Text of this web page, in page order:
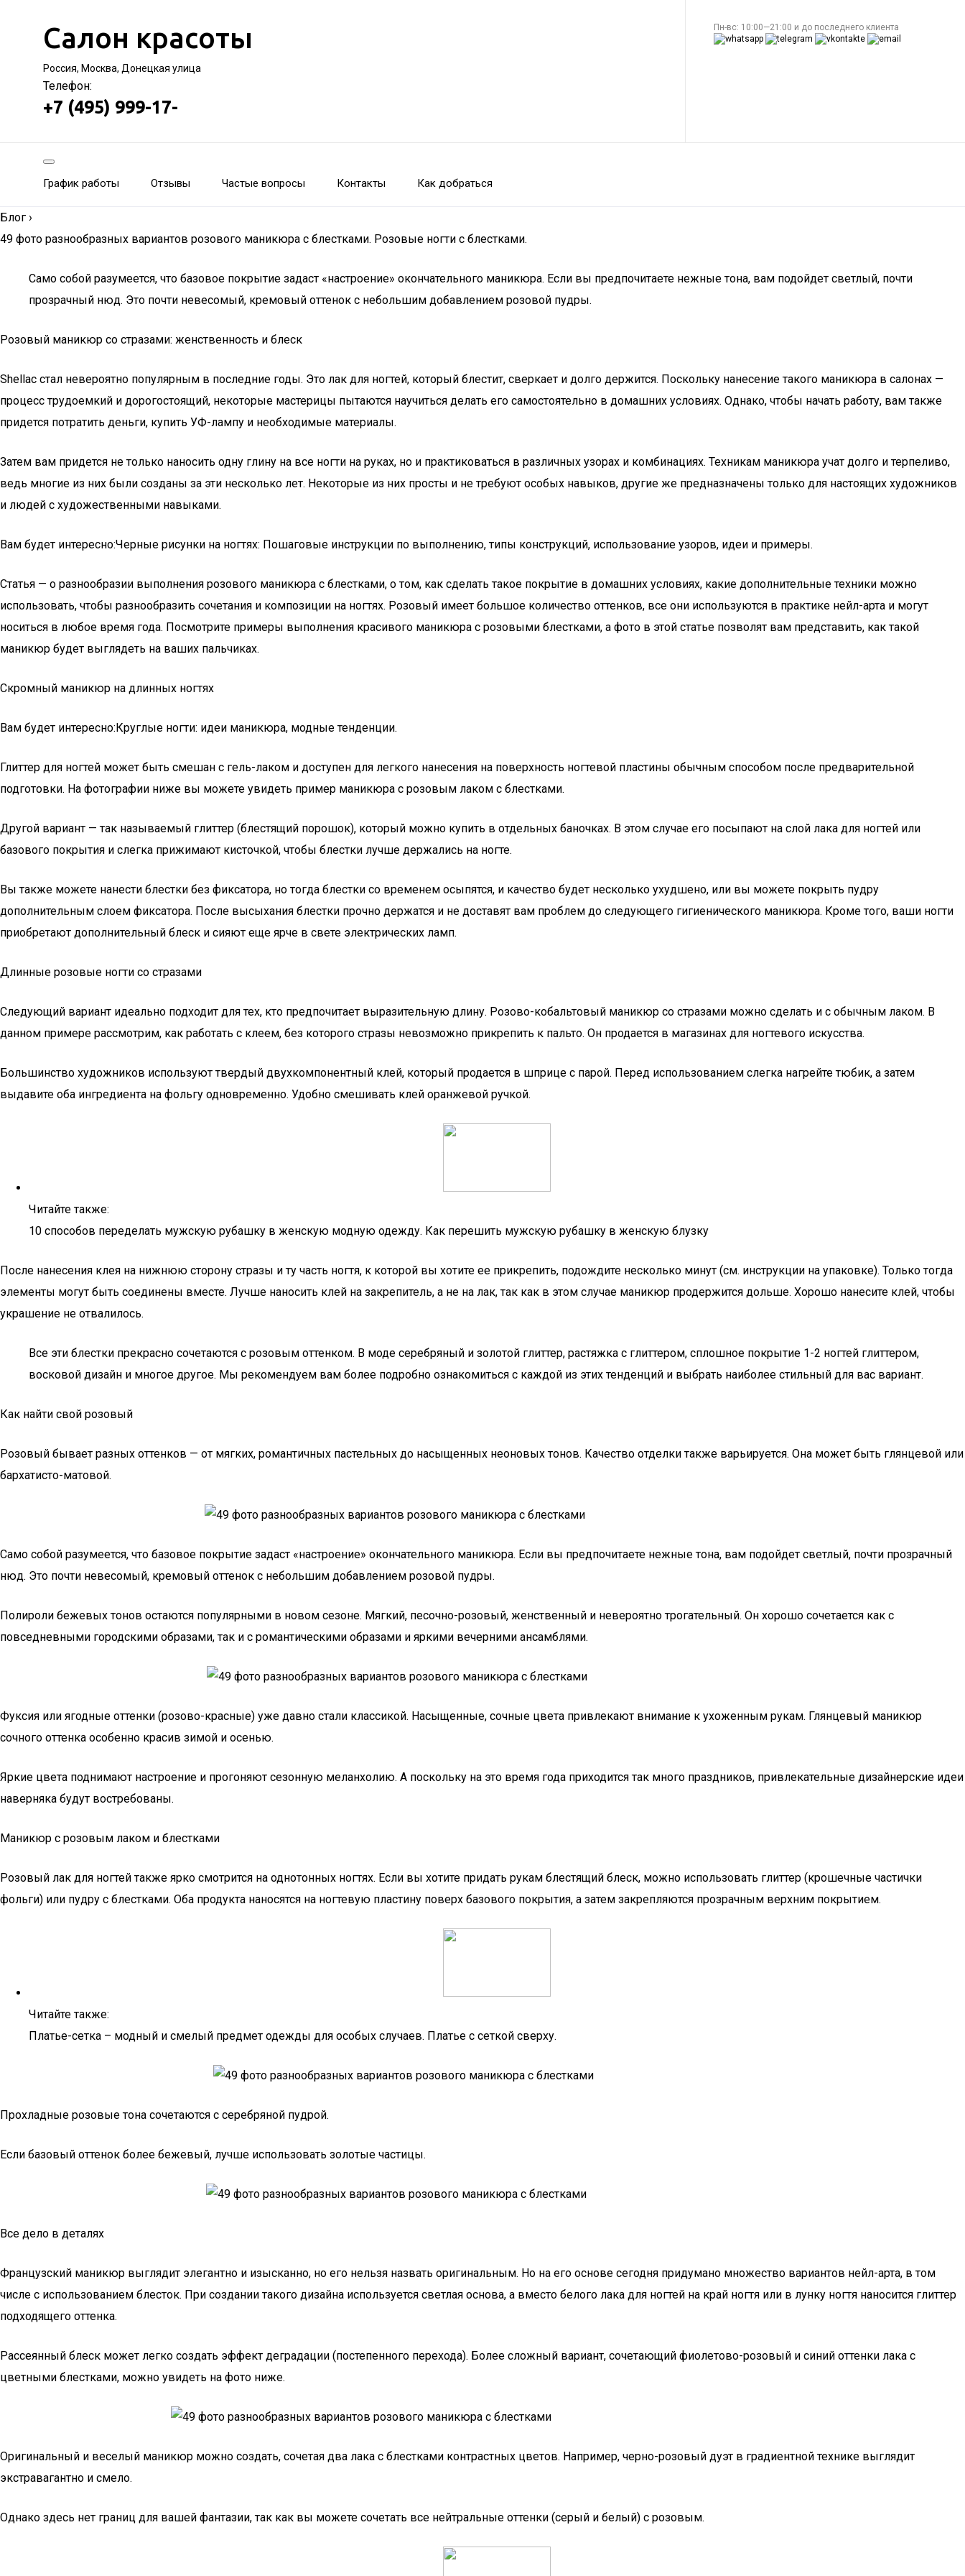
Салон красоты
Россия, Москва, Донецкая улица
Телефон:
+7 (495) 999-17-
Пн-вс: 10:00—21:00 и до последнего клиента
График работы Отзывы Частые вопросы Контакты Как добраться
Блог ›
49 фото разнообразных вариантов розового маникюра с блестками. Розовые ногти с блестками.
Само собой разумеется, что базовое покрытие задаст «настроение» окончательного маникюра. Если вы предпочитаете нежные тона, вам подойдет светлый, почти
прозрачный нюд. Это почти невесомый, кремовый оттенок с небольшим добавлением розовой пудры.
Розовый маникюр со стразами: женственность и блеск
Shellac стал невероятно популярным в последние годы. Это лак для ногтей, который блестит, сверкает и долго держится. Поскольку нанесение такого маникюра в салонах —
процесс трудоемкий и дорогостоящий, некоторые мастерицы пытаются научиться делать его самостоятельно в домашних условиях. Однако, чтобы начать работу, вам также
придется потратить деньги, купить УФ-лампу и необходимые материалы.
Затем вам придется не только наносить одну глину на все ногти на руках, но и практиковаться в различных узорах и комбинациях. Техникам маникюра учат долго и терпеливо,
ведь многие из них были созданы за эти несколько лет. Некоторые из них просты и не требуют особых навыков, другие же предназначены только для настоящих художников
и людей с художественными навыками.
Вам будет интересно:Черные рисунки на ногтях: Пошаговые инструкции по выполнению, типы конструкций, использование узоров, идеи и примеры.
Статья — о разнообразии выполнения розового маникюра с блестками, о том, как сделать такое покрытие в домашних условиях, какие дополнительные техники можно
использовать, чтобы разнообразить сочетания и композиции на ногтях. Розовый имеет большое количество оттенков, все они используются в практике нейл-арта и могут
носиться в любое время года. Посмотрите примеры выполнения красивого маникюра с розовыми блестками, а фото в этой статье позволят вам представить, как такой
маникюр будет выглядеть на ваших пальчиках.
Скромный маникюр на длинных ногтях
Вам будет интересно:Круглые ногти: идеи маникюра, модные тенденции.
Глиттер для ногтей может быть смешан с гель-лаком и доступен для легкого нанесения на поверхность ногтевой пластины обычным способом после предварительной
подготовки. На фотографии ниже вы можете увидеть пример маникюра с розовым лаком с блестками.
Другой вариант — так называемый глиттер (блестящий порошок), который можно купить в отдельных баночках. В этом случае его посыпают на слой лака для ногтей или
базового покрытия и слегка прижимают кисточкой, чтобы блестки лучше держались на ногте.
Вы также можете нанести блестки без фиксатора, но тогда блестки со временем осыпятся, и качество будет несколько ухудшено, или вы можете покрыть пудру
дополнительным слоем фиксатора. После высыхания блестки прочно держатся и не доставят вам проблем до следующего гигиенического маникюра. Кроме того, ваши ногти
приобретают дополнительный блеск и сияют еще ярче в свете электрических ламп.
Длинные розовые ногти со стразами
Следующий вариант идеально подходит для тех, кто предпочитает выразительную длину. Розово-кобальтовый маникюр со стразами можно сделать и с обычным лаком. В
данном примере рассмотрим, как работать с клеем, без которого стразы невозможно прикрепить к пальто. Он продается в магазинах для ногтевого искусства.
Большинство художников используют твердый двухкомпонентный клей, который продается в шприце с парой. Перед использованием слегка нагрейте тюбик, а затем
выдавите оба ингредиента на фольгу одновременно. Удобно смешивать клей оранжевой ручкой.
Читайте также:
10 способов переделать мужскую рубашку в женскую модную одежду. Как перешить мужскую рубашку в женскую блузку
После нанесения клея на нижнюю сторону стразы и ту часть ногтя, к которой вы хотите ее прикрепить, подождите несколько минут (см. инструкции на упаковке). Только тогда
элементы могут быть соединены вместе. Лучше наносить клей на закрепитель, а не на лак, так как в этом случае маникюр продержится дольше. Хорошо нанесите клей, чтобы
украшение не отвалилось.
Все эти блестки прекрасно сочетаются с розовым оттенком. В моде серебряный и золотой глиттер, растяжка с глиттером, сплошное покрытие 1-2 ногтей глиттером,
восковой дизайн и многое другое. Мы рекомендуем вам более подробно ознакомиться с каждой из этих тенденций и выбрать наиболее стильный для вас вариант.
Как найти свой розовый
Розовый бывает разных оттенков — от мягких, романтичных пастельных до насыщенных неоновых тонов. Качество отделки также варьируется. Она может быть глянцевой или
бархатисто-матовой.
Само собой разумеется, что базовое покрытие задаст «настроение» окончательного маникюра. Если вы предпочитаете нежные тона, вам подойдет светлый, почти прозрачный
нюд. Это почти невесомый, кремовый оттенок с небольшим добавлением розовой пудры.
Полироли бежевых тонов остаются популярными в новом сезоне. Мягкий, песочно-розовый, женственный и невероятно трогательный. Он хорошо сочетается как с
повседневными городскими образами, так и с романтическими образами и яркими вечерними ансамблями.
Фуксия или ягодные оттенки (розово-красные) уже давно стали классикой. Насыщенные, сочные цвета привлекают внимание к ухоженным рукам. Глянцевый маникюр
сочного оттенка особенно красив зимой и осенью.
Яркие цвета поднимают настроение и прогоняют сезонную меланхолию. А поскольку на это время года приходится так много праздников, привлекательные дизайнерские идеи
наверняка будут востребованы.
Маникюр с розовым лаком и блестками
Розовый лак для ногтей также ярко смотрится на однотонных ногтях. Если вы хотите придать рукам блестящий блеск, можно использовать глиттер (крошечные частички
фольги) или пудру с блестками. Оба продукта наносятся на ногтевую пластину поверх базового покрытия, а затем закрепляются прозрачным верхним покрытием.
Читайте также:
Платье-сетка – модный и смелый предмет одежды для особых случаев. Платье с сеткой сверху.
Прохладные розовые тона сочетаются с серебряной пудрой.
Если базовый оттенок более бежевый, лучше использовать золотые частицы.
Все дело в деталях
Французский маникюр выглядит элегантно и изысканно, но его нельзя назвать оригинальным. Но на его основе сегодня придумано множество вариантов нейл-арта, в том
числе с использованием блесток. При создании такого дизайна используется светлая основа, а вместо белого лака для ногтей на край ногтя или в лунку ногтя наносится глиттер
подходящего оттенка.
Рассеянный блеск может легко создать эффект деградации (постепенного перехода). Более сложный вариант, сочетающий фиолетово-розовый и синий оттенки лака с
цветными блестками, можно увидеть на фото ниже.
Оригинальный и веселый маникюр можно создать, сочетая два лака с блестками контрастных цветов. Например, черно-розовый дуэт в градиентной технике выглядит
экстравагантно и смело.
Однако здесь нет границ для вашей фантазии, так как вы можете сочетать все нейтральные оттенки (серый и белый) с розовым.